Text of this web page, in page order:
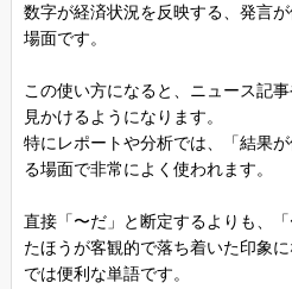
数字が経済状況を反映する、発言
場面です。
この使い方になると、ニュース記
見かけるようになります。
特にレポートや分析では、「結果
る場面で非常によく使われます。
直接「〜だ」と断定するよりも、
たほうが客観的で落ち着いた印象
では便利な単語です。